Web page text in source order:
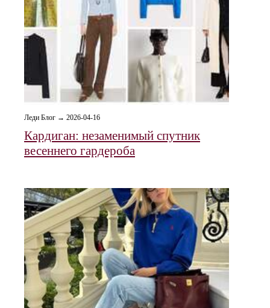
Леди Блог → 2026-04-16
Кардиган: незаменимый спутник
весеннего гардероба